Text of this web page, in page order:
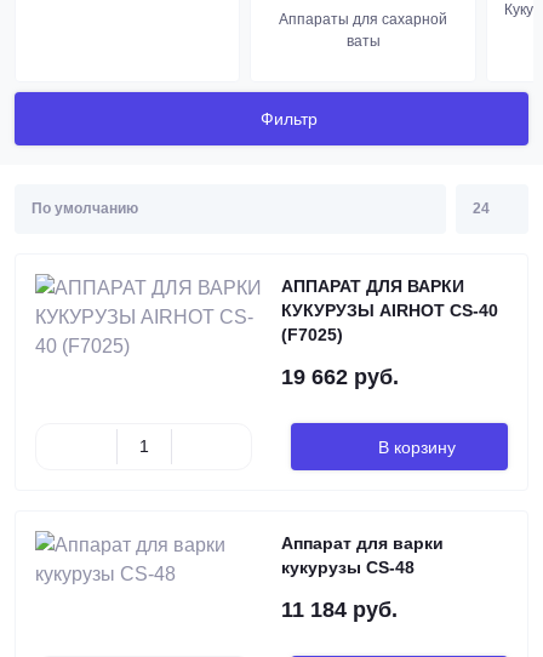
Аппараты для сахарной
ваты
Фильтр
АППАРАТ ДЛЯ ВАРКИ
КУКУРУЗЫ AIRHOT CS-40
(F7025)
19 662 руб.
В корзину
Аппарат для варки
кукурузы CS-48
11 184 руб.